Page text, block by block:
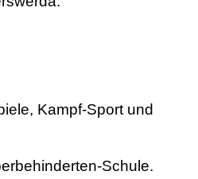
Kampf-Sport und
Schule.